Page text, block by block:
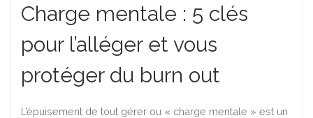
Charge mentale : 5 clés
pour l’alléger et vous
protéger du burn out
L’épuisement de tout gérer ou « charge mentale » est un